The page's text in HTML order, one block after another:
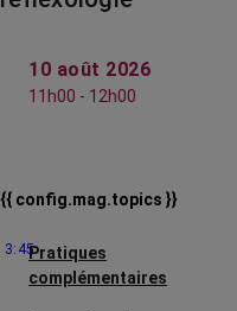
10 août 2026
11h00 - 12h00
{{ config.mag.topics }}
Pratiques
complémentaires
3:45